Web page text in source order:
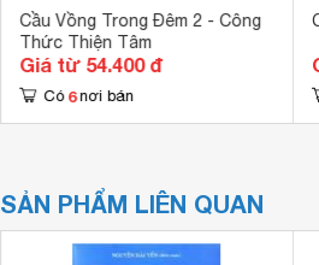
Cầu Vồng Trong Đêm 2 - Công
Thức Thiện Tâm
Giá từ 54.400 đ
Có 6 nơi bán
SẢN PHẨM LIÊN QUAN